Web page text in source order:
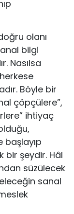
olanı
bilgi
Nasılsa
Böyle bir
çöpçülere”,
ihtiyaç
başlayıp
bir şeydir. Hâl
süzülecek
sanal